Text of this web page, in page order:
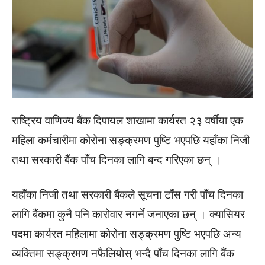
राष्ट्रिय वाणिज्य बैंक दिपायल शाखामा कार्यरत २३ वर्षीया एक
महिला कर्मचारीमा कोरोना सङ्क्रमण पुष्टि भएपछि यहाँका निजी
तथा सरकारी बैंक पाँच दिनका लागि बन्द गरिएका छन् ।
यहाँका निजी तथा सरकारी बैंकले सूचना टाँस गरी पाँच दिनका
लागि बैंकमा कुनै पनि कारोवार नगर्ने जनाएका छन् । क्यासियर
पदमा कार्यरत महिलामा कोरोना सङ्क्रमण पुष्टि भएपछि अन्य
व्यक्तिमा सङ्क्रमण नफैलियोस् भन्दै पाँच दिनका लागि बैंक